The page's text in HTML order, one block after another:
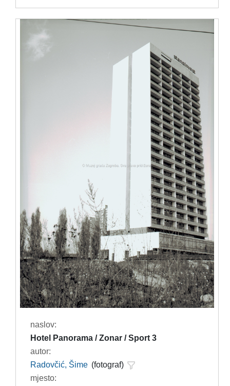
naslov:
Hotel Panorama / Zonar / Sport 3
autor:
Radovčić, Šime (fotograf)
mjesto: